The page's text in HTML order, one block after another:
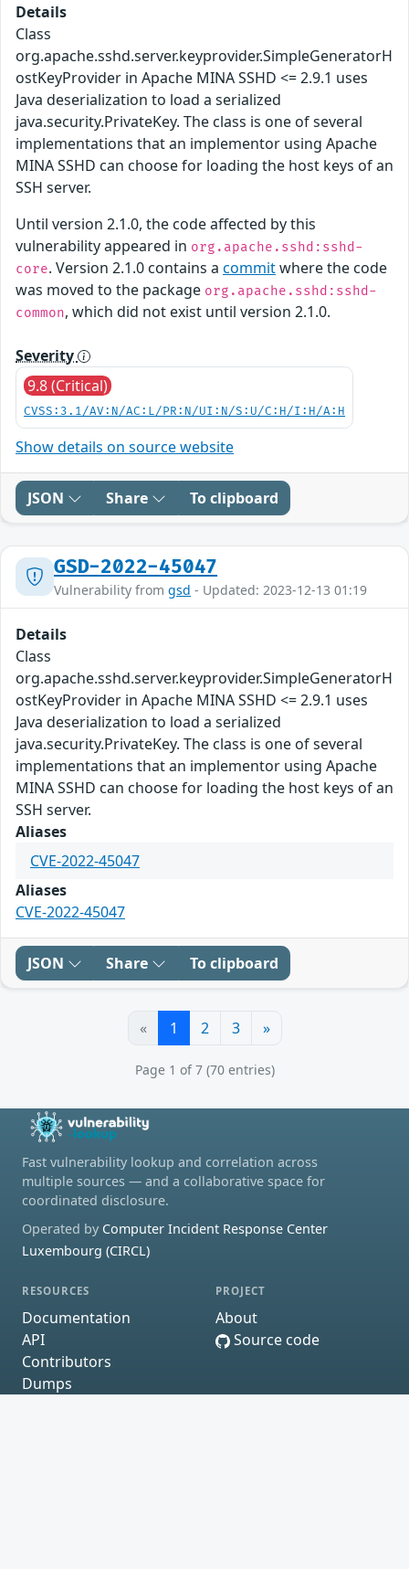
Details
Class
org.apache.sshd.server.keyprovider.SimpleGeneratorH
ostKeyProvider in Apache MINA SSHD <= 2.9.1 uses
Java deserialization to load a serialized
java.security.PrivateKey. The class is one of several
implementations that an implementor using Apache
MINA SSHD can choose for loading the host keys of an
SSH server.
Until version 2.1.0, the code affected by this
vulnerability appeared in org.apache.sshd:sshd-
core. Version 2.1.0 contains a commitwhere the code
was moved to the package org.apache.sshd:sshd-
common, which did not exist until version 2.1.0.
Severity
9.8 (Critical)
CVSS:3.1/AV:N/AC:L/PR:N/UI:N/S:U/C:H/I:H/A:H
Show details on source website
JSON Share To clipboard
GSD-2022-45047
Vulnerability from gsd - Updated: 2023-12-13 01:19
Details
Class
org.apache.sshd.server.keyprovider.SimpleGeneratorH
ostKeyProvider in Apache MINA SSHD <= 2.9.1 uses
Java deserialization to load a serialized
java.security.PrivateKey. The class is one of several
implementations that an implementor using Apache
MINA SSHD can choose for loading the host keys of an
SSH server.
Aliases
CVE-2022-45047
Aliases
CVE-2022-45047
JSON Share To clipboard
« 1 2 3 »
Page 1 of 7 (70 entries)
Fast vulnerability lookup and correlation across
multiple sources — and a collaborative space for
coordinated disclosure.
Operated by Computer Incident Response Center
Luxembourg (CIRCL)
RESOURCES
Documentation
API
Contributors
Dumps
PROJECT
About
Source code